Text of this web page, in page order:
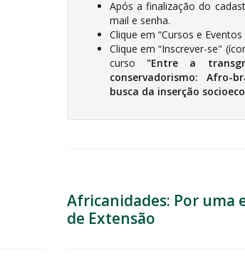
Após a finalização do
mail e senha.
Clique em “Cursos e
Clique em “Inscrever-se"
curso "Entre a
conservadorismo: Afro-
busca da inserção
Africanidades: Por uma
de Extensão